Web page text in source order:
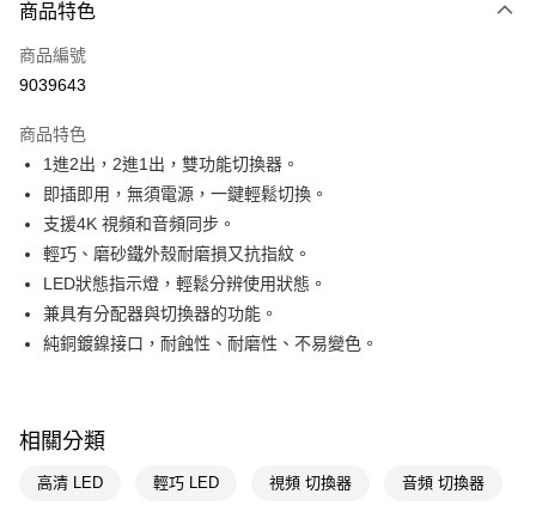
POYA支付
信用卡一次付款
Apple Pay
街口支付
悠遊付
Google Pay
AFTEE先享後付
便利好安心！
１．簡單：不需註冊會員、不需綁卡、不需儲值。
２．便利：只要手機號碼，簡訊認證，即可結帳。
每筆NT$100，滿NT$590(含以上)免運費
商品特色
商品編號
9039643
商品特色
1進2出，2進1出，雙功能切換器。
即插即用，無須電源，一鍵輕鬆切換。
支援4K 視頻和音頻同步。
輕巧、磨砂鐵外殼耐磨損又抗指紋。
LED狀態指示燈，輕鬆分辨使用狀態。
兼具有分配器與切換器的功能。
純銅鍍鎳接口，耐蝕性、耐磨性、不易變色。
相關分類
高清 LED 輕巧 LED 視頻 切換器 音頻 切換器